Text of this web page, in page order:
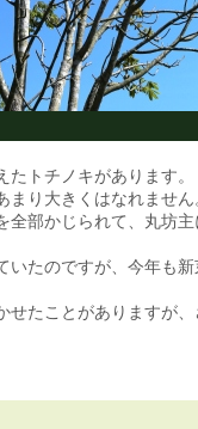
トチノキがあります。
まり大きくはなれません
全部かじられて、丸坊
いたのですが、今年も
せたことがありますが